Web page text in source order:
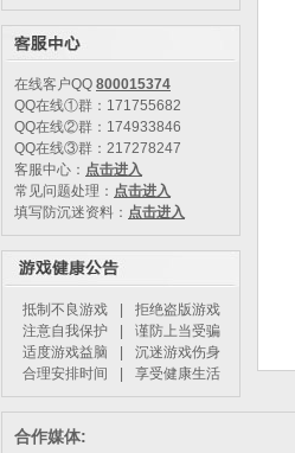
在线客户QQ 800015374
QQ在线①群：171755682
QQ在线②群：174933846
QQ在线③群：217278247
客服中心： 点击进入
常见问题处理： 点击进入
填写防沉迷资料： 点击进入
抵制不良游戏
拒绝盗版游戏
注意自我保护
谨防上当受骗
适度游戏益脑
沉迷游戏伤身
合理安排时间
享受健康生活
合作媒体: